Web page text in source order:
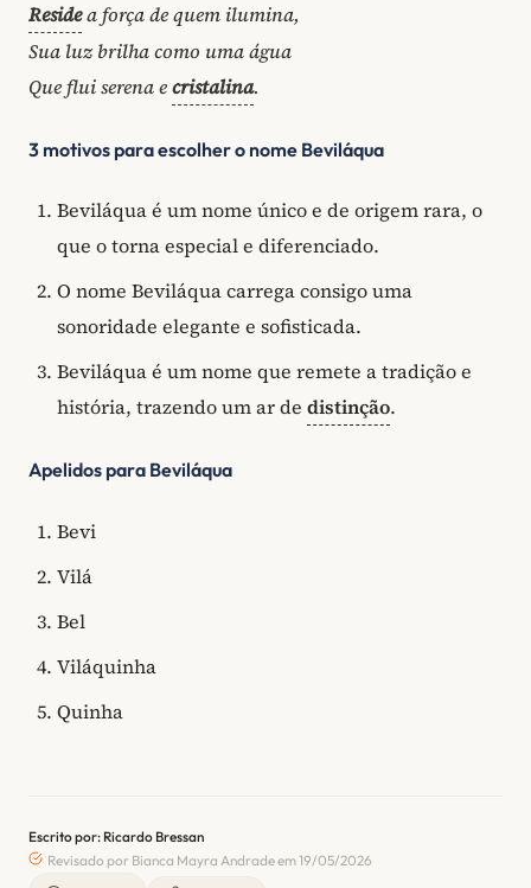
Residea força de quem ilumina,
Sua luz brilha como uma água
Que flui serena ecristalina.
3 motivos para escolher o nome Beviláqua
Beviláqua é um nome único e de origem rara, o
que o torna especial e diferenciado.
O nome Beviláqua carrega consigo uma
sonoridade elegante e sofisticada.
Beviláqua é um nome que remete a tradição e
história, trazendo um ar de distinção.
Apelidos para Beviláqua
Bevi
Vilá
Bel
Viláquinha
Quinha
Escrito por: Ricardo Bressan
Revisado por Bianca Mayra Andrade em 19/05/2026